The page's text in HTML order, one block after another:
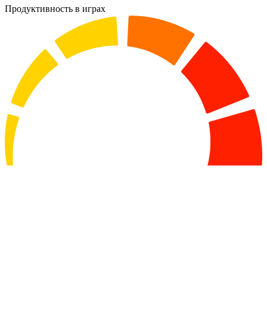
Продуктивность в играх